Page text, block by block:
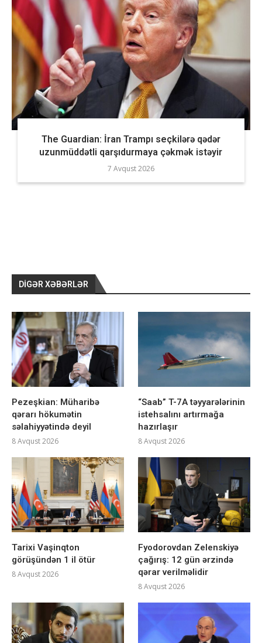
The Guardian: İran Trampı seçkilərə qədər
uzunmüddətli qarşıdurmaya çəkmək istəyir
7 Avqust 2026
DIGƏR XƏBƏRLƏR
Pezeşkian: Müharibə
qərarı hökumətin
səlahiyyətində deyil
8 Avqust 2026
“Saab” T-7A təyyarələrinin
istehsalını artırmağa
hazırlaşır
8 Avqust 2026
Tarixi Vaşinqton
görüşündən 1 il ötür
8 Avqust 2026
Fyodorovdan Zelenskiyə
çağırış: 12 gün ərzində
qərar verilməlidir
8 Avqust 2026